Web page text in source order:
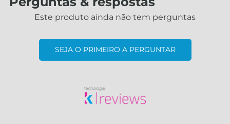
Este produto ainda não tem perguntas
SEJA O PRIMEIRO A PERGUNTAR